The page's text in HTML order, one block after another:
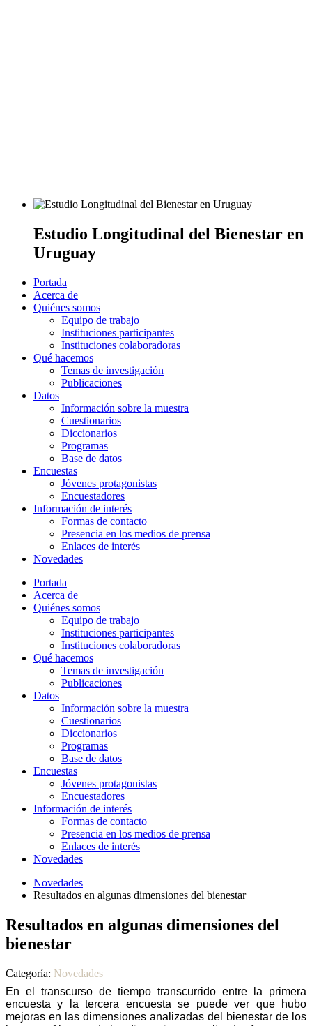
Estudio Longitudinal del Bienestar en
Uruguay
Portada
Acerca de
Quiénes somos
Equipo de trabajo
Instituciones participantes
Instituciones colaboradoras
Qué hacemos
Temas de investigación
Publicaciones
Datos
Información sobre la muestra
Cuestionarios
Diccionarios
Programas
Base de datos
Encuestas
Jóvenes protagonistas
Encuestadores
Información de interés
Formas de contacto
Presencia en los medios de prensa
Enlaces de interés
Novedades
Portada
Acerca de
Quiénes somos
Equipo de trabajo
Instituciones participantes
Instituciones colaboradoras
Qué hacemos
Temas de investigación
Publicaciones
Datos
Información sobre la muestra
Cuestionarios
Diccionarios
Programas
Base de datos
Encuestas
Jóvenes protagonistas
Encuestadores
Información de interés
Formas de contacto
Presencia en los medios de prensa
Enlaces de interés
Novedades
Novedades
Resultados en algunas dimensiones del bienestar
Resultados en algunas dimensiones del
bienestar
Categoría: Novedades
En el transcurso de tiempo transcurrido entre la primera
encuesta y la tercera encuesta se puede ver que hubo
mejoras en las dimensiones analizadas del bienestar de los